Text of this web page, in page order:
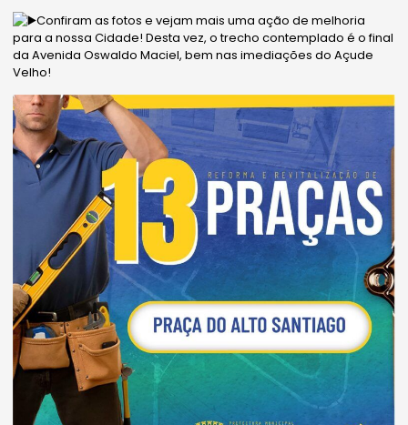
Confiram as fotos e vejam mais uma ação de melhoria
para a nossa Cidade! Desta vez, o trecho contemplado é o final
da Avenida Oswaldo Maciel, bem nas imediações do Açude
Velho!